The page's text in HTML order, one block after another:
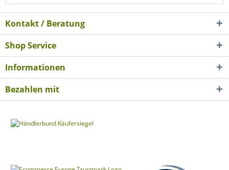
Kontakt / Beratung
Shop Service
Informationen
Bezahlen mit